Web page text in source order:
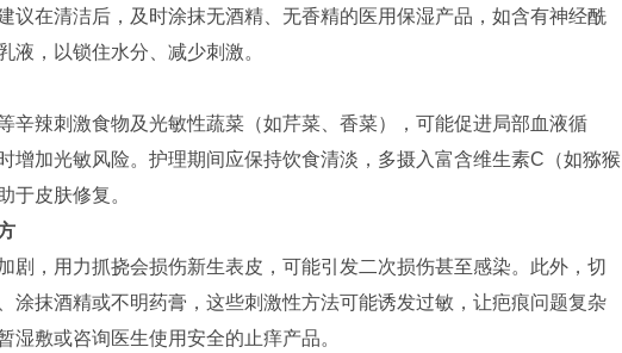
议在清洁后，及时涂抹无酒精、无香精的医用保湿产品，如含有神经酰
液，以锁住水分、减少刺激。
辛辣刺激食物及光敏性蔬菜（如芹菜、香菜），可能促进局部血液循
增加光敏风险。护理期间应保持饮食清淡，多摄入富含维生素C（如猕猴
于皮肤修复。
剧，用力抓挠会损伤新生表皮，可能引发二次损伤甚至感染。此外，切
涂抹酒精或不明药膏，这些刺激性方法可能诱发过敏，让疤痕问题复杂
湿敷或咨询医生使用安全的止痒产品。